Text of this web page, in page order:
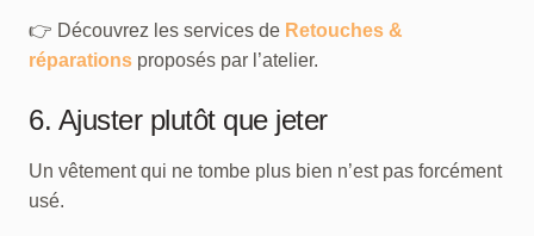
👉 Découvrez les services de Retouches &
réparations proposés par l’atelier.
6. Ajuster plutôt que jeter
Un vêtement qui ne tombe plus bien n’est pas forcément
usé.